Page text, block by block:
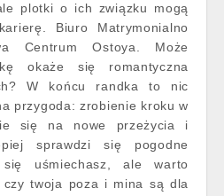
plotki o ich związku mogą
Biuro Matrymonialno
Centrum Ostoya. Może
okaże się romantyczna
W końcu randka to nic
przygoda: zrobienie kroku w
się na nowe przeżycia i
sprawdzi się pogodne
uśmiechasz, ale warto
twoja poza i mina są dla